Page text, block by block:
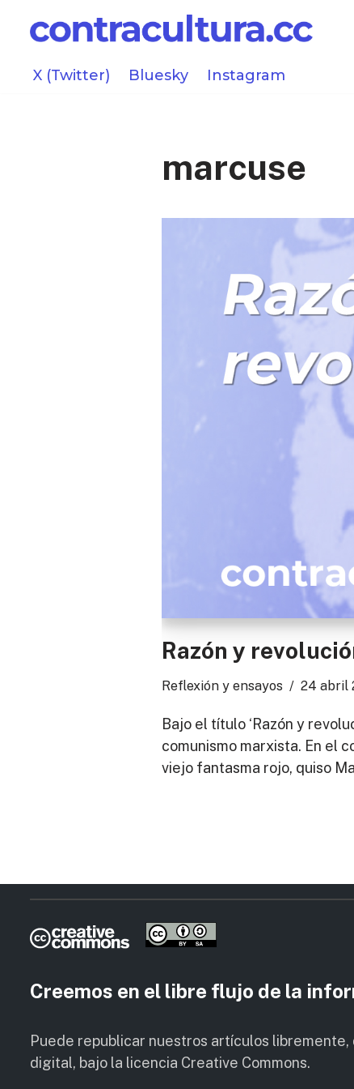
Saltar
contenido
X (Twitter) Bluesky Instagram
marcuse
Razón y
Reflexión y ensayos 24 abril
Bajo el título ‘Razón y
comunismo marxista. En el
viejo fantasma rojo, quiso
Creemos en el libre flujo de la
Puede republicar nuestros artículos libremente,
digital, bajo la licencia Creative Commons.